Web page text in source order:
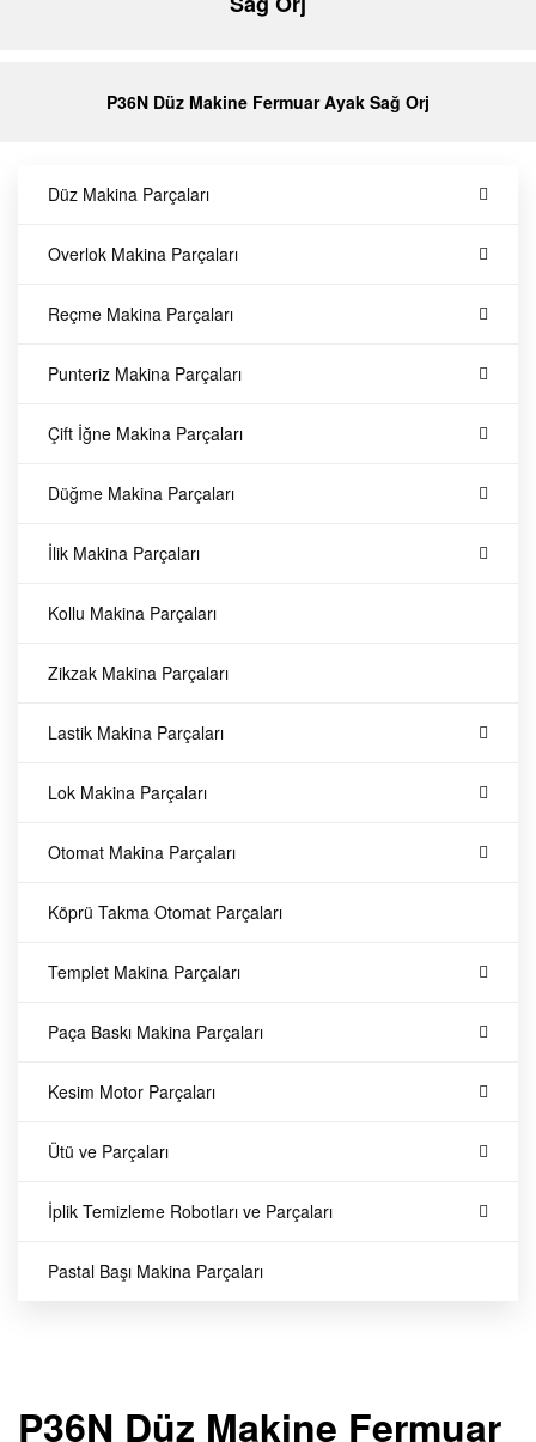
o
n
Y
e
d
e
k
P
a
ç
a
K
e
ç
o
ğ
P36N Düz Makine Fermuar Ayak Sağ Orj
Düz Makina Parçaları
Overlok Makina Parçaları
Reçme Makina Parçaları
Punteriz Makina Parçaları
Çift İğne Makina Parçaları
Düğme Makina Parçaları
İlik Makina Parçaları
Kollu Makina Parçaları
Zikzak Makina Parçaları
Lastik Makina Parçaları
Lok Makina Parçaları
Otomat Makina Parçaları
Köprü Takma Otomat Parçaları
Templet Makina Parçaları
Paça Baskı Makina Parçaları
Kesim Motor Parçaları
Ütü ve Parçaları
İplik Temizleme Robotları ve Parçaları
Pastal Başı Makina Parçaları
P36N Düz Makine Fermuar